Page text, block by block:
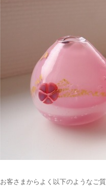
お客さまからよく以下のようなご